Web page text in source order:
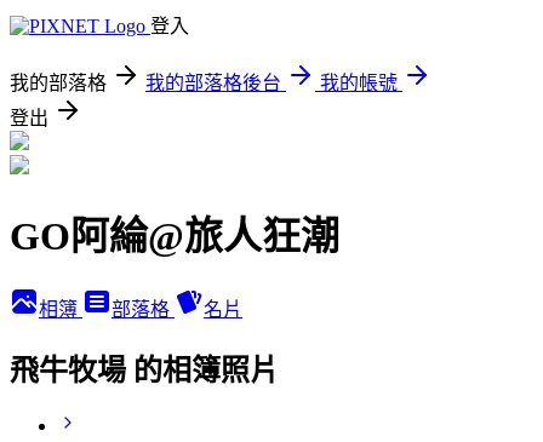
登入
我的部落格 我的部落格後台
我的帳號
登出
GO阿綸@旅人狂潮
相簿 部落格 名片
飛牛牧場 的相簿照片